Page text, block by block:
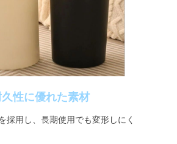
久性に優れた素材
採用し、長期使用でも変形しにく